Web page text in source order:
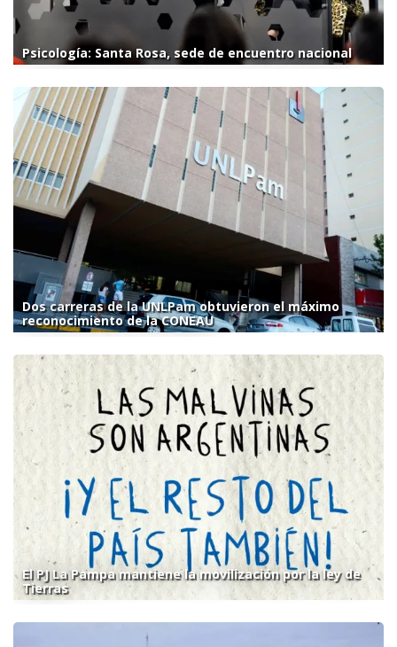
Psicología: Santa Rosa, sede de encuentro nacional
Dos carreras de la UNLPam obtuvieron el máximo
reconocimiento de la CONEAU
El PJ La Pampa mantiene la movilización por la ley de
Tierras